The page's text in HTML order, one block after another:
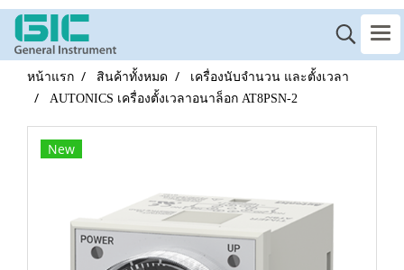
หน้าแรก สินค้าทั้งหมด
เครื่องนับจำนวน และตั้งเวลา
AUTONICS เครื่องตั้งเวลาอนาล็อก AT8PSN-2
New